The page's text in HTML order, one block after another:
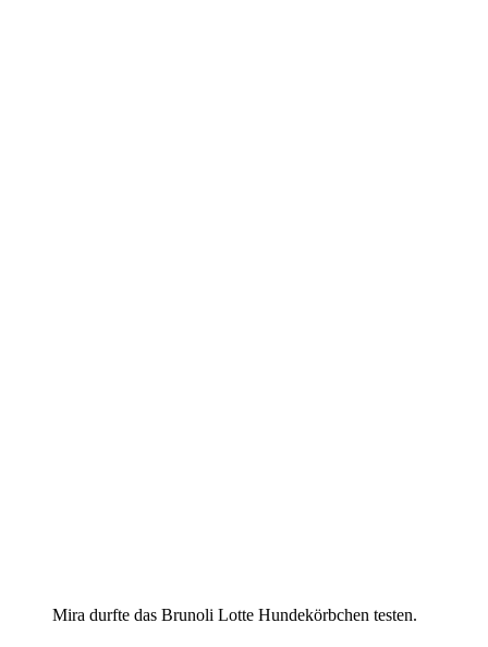
Mira durfte das Brunoli Lotte Hundekörbchen testen.